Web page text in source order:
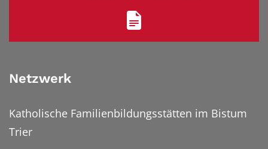
Netzwerk
Katholische Familienbildungsstätten im Bistum
Trier